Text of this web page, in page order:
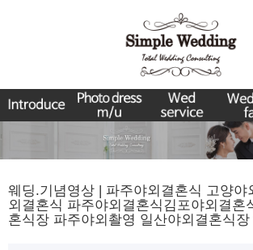
웨딩.기념영상 | 파주야외결혼식 고양야
외결혼식 파주야외결혼식김포야외결혼
혼식장 파주야외촬영 일산야외결혼식